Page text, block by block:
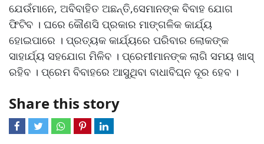
ଯେଉଁମାନେ, ଅବିବାହିତ ଅଛନ୍ତି,ସେମାନଙ୍କ ବିବାହ ଯୋଗ
ଫିଟିବ । ଘରେ କୌଣସି ପ୍ରକାର ମାଙ୍ଗଳିକ କାର୍ଯ୍ୟ
ହୋଇପାରେ । ପ୍ରତ୍ୟକ କାର୍ଯ୍ୟରେ ପରିବାର ଲୋକଙ୍କ
ସାହାର୍ଯ୍ୟ ସହଯୋଗ ମିଳିବ । ପ୍ରେମୀମାନଙ୍କ ଲାଗି ସମୟ ଖାସ୍
ରହିବ । ପ୍ରେମ ବିବାହରେ ଆସୁଥିବା ବାଧାବିଘ୍ନ ଦୂର ହେବ ।
Share this story